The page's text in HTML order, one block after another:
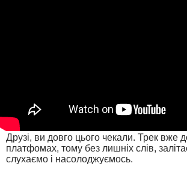
Друзі, ви довго цього чекали. Трек вже
платфомах, тому без лишніх слів,
слухаємо і насолоджуємось.